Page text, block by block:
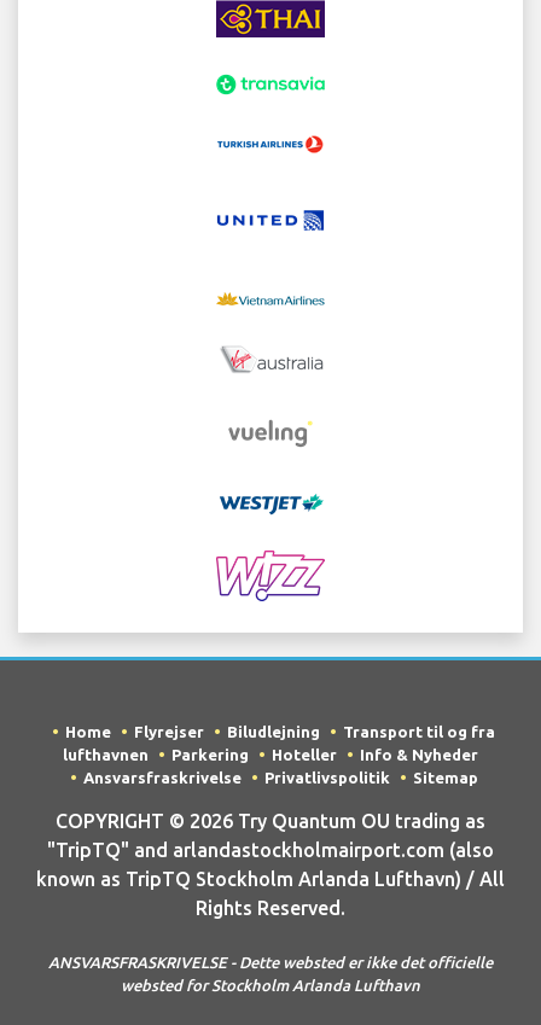
Home Flyrejser Biludlejning
Transport til og fra
lufthavnen
Parkering Hoteller
Info & Nyheder
Ansvarsfraskrivelse
Privatlivspolitik Sitemap
COPYRIGHT © 2026 Try Quantum OU trading as
"TripTQ" and arlandastockholmairport.com (also
known as TripTQ Stockholm Arlanda Lufthavn) / All
Rights Reserved.
ANSVARSFRASKRIVELSE - Dette websted er ikke det officielle
websted for Stockholm Arlanda Lufthavn